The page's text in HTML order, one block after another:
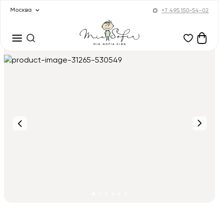
Москва +7 495 150-54-02